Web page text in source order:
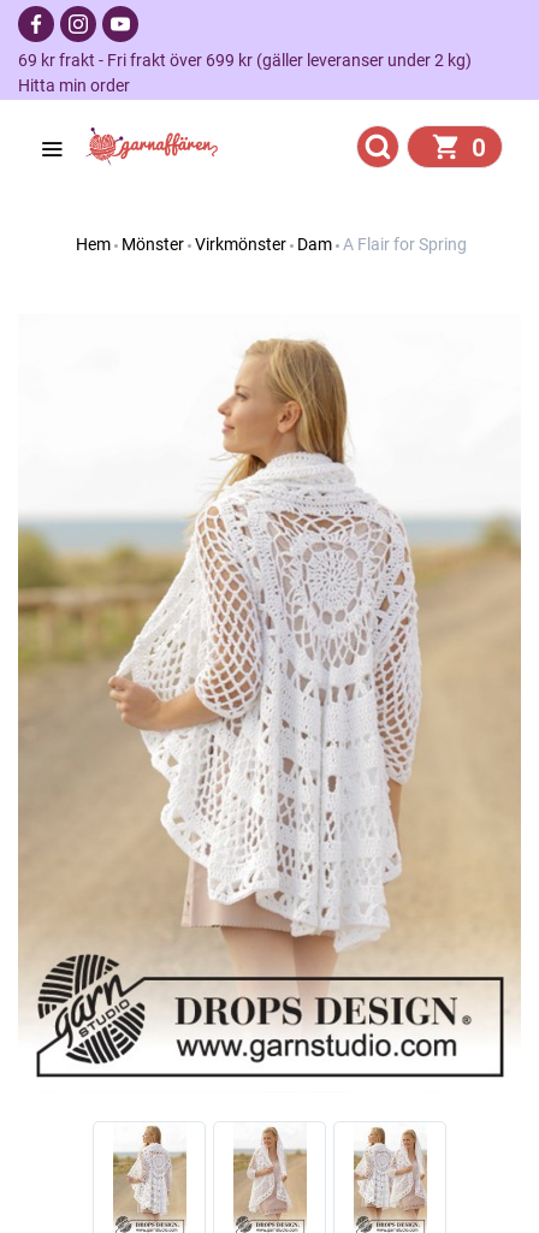
69 kr frakt - Fri frakt över 699 kr (gäller leveranser under 2 kg)
Hitta min order
0
Hem Mönster Virkmönster Dam A Flair for Spring